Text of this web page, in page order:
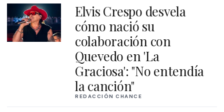
Elvis Crespo desvela
cómo nació su
colaboración con
Quevedo en 'La
Graciosa': "No entendía
la canción"
REDACCIÓN CHANCE